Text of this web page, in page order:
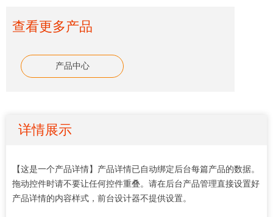
查看更多产品
产品中心
详情展示
【这是一个产品详情】产品详情已自动绑定后台每篇产品的数据。
拖动控件时请不要让任何控件重叠。请在后台产品管理直接设置好
产品详情的内容样式，前台设计器不提供设置。